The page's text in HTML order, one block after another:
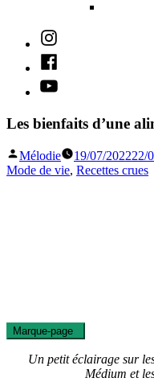
Instagram
Facebook
Youtube
Les bienfaits d’une
Publié
par
Mélodie 19/07/202222/
Mode de vie, Recettes crues
Marque-page
Un petit éclairage sur
Médium et